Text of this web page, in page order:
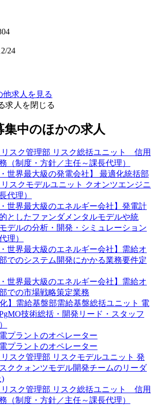
24
他求人を見る
求人を閉じる
集中のほかの求人
スク管理部 リスク総括ユニット 信用
（制度・方針／主任～課長代理）
世界最大級の発電会社】 最適化統括部
スクモデルユニット クオンツエンジニ
代理）
世界最大級のエネルギー会社】発電計
としたファンダメンタルモデルや統
デルの分析・開発・シミュレーション
理）
世界最大級のエネルギー会社】需給オ
でのシステム開発にかかる業務要件定
世界最大級のエネルギー会社】需給オ
での市場戦略策定業務
】需給基盤部需給基盤総括ユニット 電
技術総括・開発リード・スタッフ
プラントのオペレーター
プラントのオペレーター
スク管理部 リスクモデルユニット 発
ククォンツモデル開発チームのリーダ
)
スク管理部 リスク総括ユニット 信用
（制度・方針／主任～課長代理）